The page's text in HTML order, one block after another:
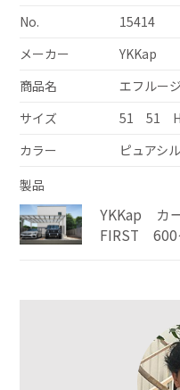
No.
15414
メーカー
YKKap
商品名
エフルー
サイズ
51 51 H
カラー
ピュアシ
製品
YKKap カ
FIRST